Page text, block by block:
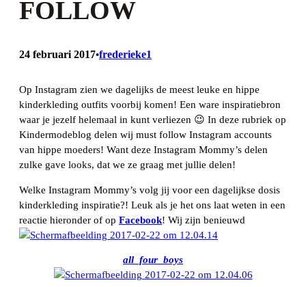
FOLLOW
24 februari 2017•frederieke1
Op Instagram zien we dagelijks de meest leuke en hippe
kinderkleding outfits voorbij komen! Een ware inspiratiebron
waar je jezelf helemaal in kunt verliezen 😉 In deze rubriek op
Kindermodeblog delen wij must follow Instagram accounts
van hippe moeders! Want deze Instagram Mommy’s delen
zulke gave looks, dat we ze graag met jullie delen!
Welke Instagram Mommy’s volg jij voor een dagelijkse dosis
kinderkleding inspiratie?! Leuk als je het ons laat weten in een
reactie hieronder of op Facebook! Wij zijn benieuwd
all_four_boys